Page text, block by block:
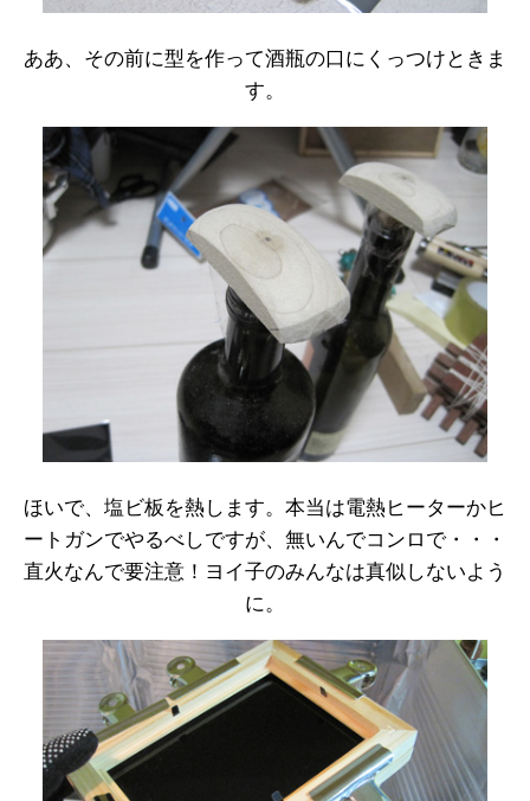
ああ、その前に型を作って酒瓶の口にくっつけときま
す。
ほいで、塩ビ板を熱します。本当は電熱ヒーターかヒ
ートガンでやるべしですが、無いんでコンロで・・・
直火なんで要注意！ヨイ子のみんなは真似しないよう
に。